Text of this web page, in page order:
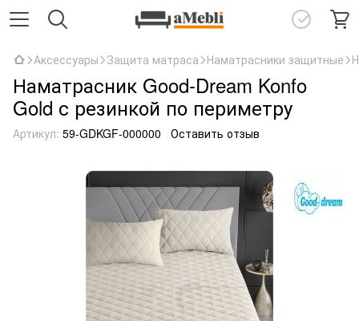
Аксессуары Защита матраса Наматрасники защитные
Наматрасник Good-Dream Konfo
Gold с резинкой по периметру
Артикул: 59-GDKGF-000000 Оставить отзыв